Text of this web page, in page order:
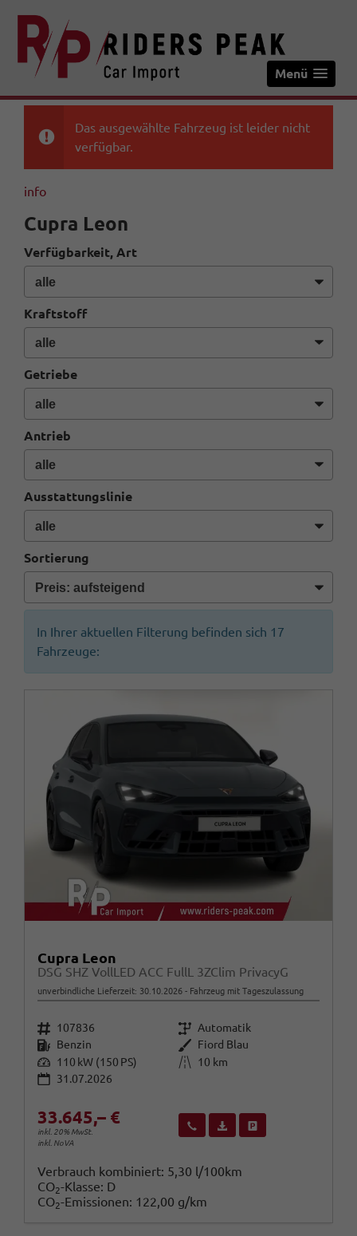
Menü
Das ausgewählte Fahrzeug ist leider nicht
verfügbar.
info
Cupra Leon
Verfügbarkeit, Art
Kraftstoff
Getriebe
Antrieb
Ausstattungslinie
Sortierung
In Ihrer aktuellen Filterung befinden sich 17
Fahrzeuge:
Cupra Leon
DSG SHZ VollLED ACC FullL 3ZClim PrivacyG
unverbindliche Lieferzeit: 30.10.2026 Fahrzeug mit Tageszulassung
Fahrzeugnr. 107836 Getriebe Automatik
Kraftstoff Benzin Außenfarbe Fiord Blau
Leistung 110 kW (150 PS) Kilometerstand
10 km
31.07.2026
33.645,– €
inkl. 20% MwSt.
inkl. NoVA
Wir rufen Sie anFahrzeugexposé (PDF)
Verbrauch kombiniert: 5,30 l/100km
CO2-Klasse: D
CO2-Emissionen: 122,00 g/km